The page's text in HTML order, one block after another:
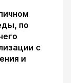
по
с
и